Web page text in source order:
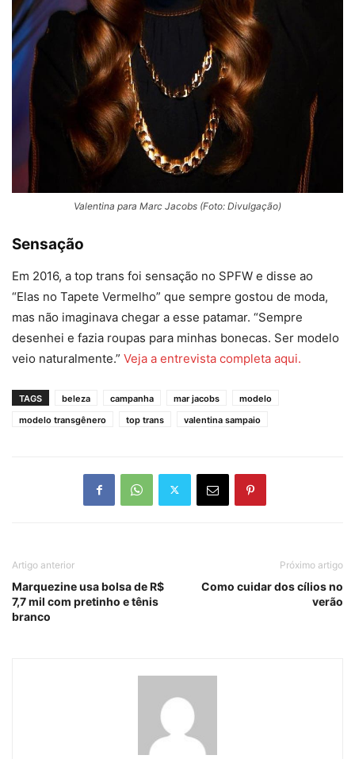
Valentina para Marc Jacobs (Foto: Divulgação)
Sensação
Em 2016, a top trans foi sensação no SPFW e disse ao
“Elas no Tapete Vermelho” que sempre gostou de moda,
mas não imaginava chegar a esse patamar. “Sempre
desenhei e fazia roupas para minhas bonecas. Ser modelo
veio naturalmente.” Veja a entrevista completa aqui.
TAGS beleza campanha mar jacobs
modelo
modelo transgênero
top trans valentina sampaio
Artigo anterior
Marquezine usa bolsa de R$
7,7 mil com pretinho e tênis
branco
Próximo artigo
Como cuidar dos cílios no
verão